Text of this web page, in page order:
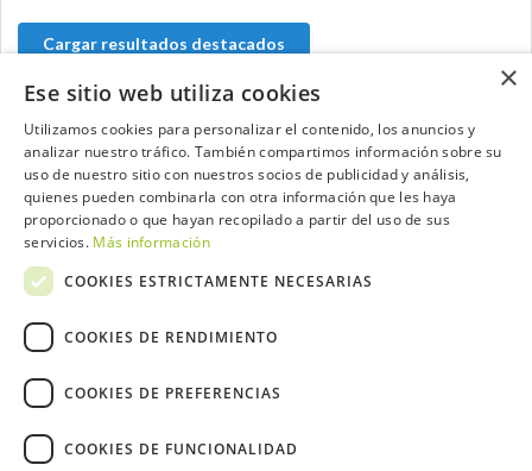
Cargar resultados destacados
Contacta con el equipo de NextCaddy
Opina Contacta
×
Ese sitio web utiliza cookies
Utilizamos cookies para personalizar el contenido, los anuncios y
analizar nuestro tráfico. También compartimos información sobre su
uso de nuestro sitio con nuestros socios de publicidad y análisis,
quienes pueden combinarla con otra información que les haya
proporcionado o que hayan recopilado a partir del uso de sus
servicios. Más información
COOKIES ESTRICTAMENTE NECESARIAS
COOKIES DE RENDIMIENTO
COOKIES DE PREFERENCIAS
COOKIES DE FUNCIONALIDAD